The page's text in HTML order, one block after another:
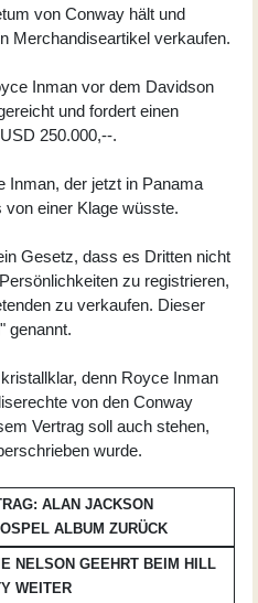
von Conway hält und
Merchandiseartikel verkaufen.
Inman vor dem Davidson
und fordert einen
250.000,--.
Inman, der jetzt in Panama
einer Klage wüsste.
Gesetz, dass es Dritten nicht
zu registrieren,
zu verkaufen. Dieser
genannt.
denn Royce Inman
von den Conway
Vertrag soll auch stehen,
wurde.
ALAN JACKSON
ALBUM ZURÜCK
NELSON GEEHRT BEIM HILL
WEITER